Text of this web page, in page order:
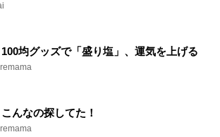
100均グッズで「盛り塩」、運気を上げる
こんなの探してた！